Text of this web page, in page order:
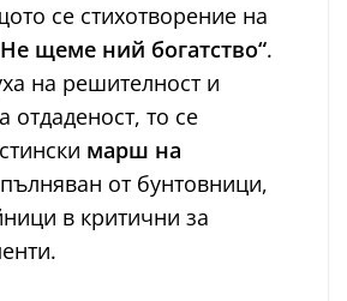
се стихотворение на
щеме ний богатство“.
на решителност и
то се
марш на
от бунтовници,
в критични за